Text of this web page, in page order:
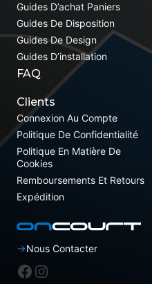
Guides D’achat Paniers
Guides De Disposition
Guides De Design
Guides D’installation
FAQ
Clients
Connexion Au Compte
Politique De Confidentialité
Politique En Matière De
Cookies
Remboursements Et Retours
Expédition
Nous Contacter
Facebook
Instagram